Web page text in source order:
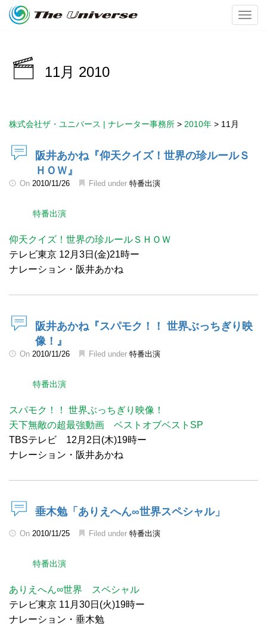
11月 2010
株式会社ザ・ユニバース | ナレーター事務所 > 2010年 > 11月
阪井あかね『仰天クイズ！世界の珍ルールＳ
ＨＯＷ』
On 2010/11/26 Filed under 特番出演
特番出演
仰天クイズ！世界の珍ルールＳＨＯＷ
テレビ東京 12月3日(金)21時ー
ナレーション・阪井あかね
阪井あかね『スパモク！！ 世界ぶっちぎり映
像！』
On 2010/11/26 Filed under 特番出演
特番出演
スパモク！！ 世界ぶっちぎり映像！
天下無敵の超最強動画 ベストオブベストSP
TBSテレビ 12月2日(木)19時ー
ナレーション・阪井あかね
垂木勉「ありえへん∞世界スペシャル」
On 2010/11/25 Filed under 特番出演
特番出演
ありえへん∞世界 スペシャル
テレビ東京 11月30日(火)19時ー
ナレーション・垂木勉